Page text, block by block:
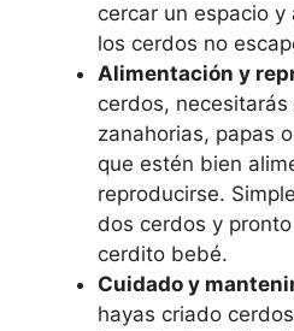
‌cercar un espacio
los ‍cerdos no
Alimentación ‌y
cerdos,
zanahorias, papas
que⁣ estén bien
reproducirse.
dos cerdos y
cerdito‌ bebé.
Cuidado y
hayas ​criado